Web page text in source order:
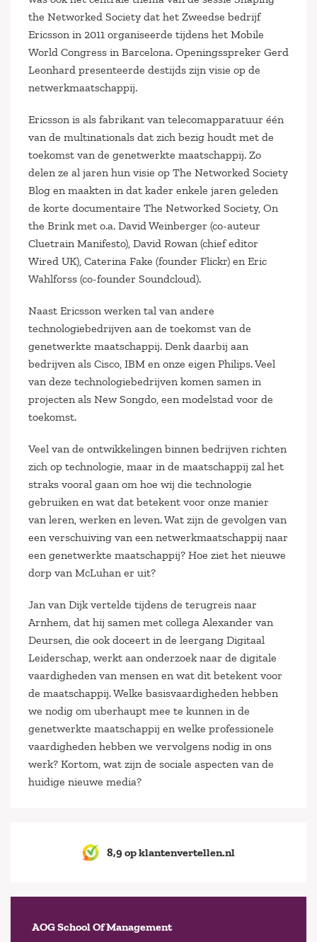
the Networked Society dat het Zweedse bedrijf
Ericsson in 2011 organiseerde tijdens het Mobile
World Congress in Barcelona. Openingsspreker Gerd
Leonhard presenteerde destijds zijn visie op de
netwerkmaatschappij.
Ericsson is als fabrikant van telecomapparatuur één
van de multinationals dat zich bezig houdt met de
toekomst van de genetwerkte maatschappij. Zo
delen ze al jaren hun visie op The Networked Society
Blog en maakten in dat kader enkele jaren geleden
de korte documentaire The Networked Society, On
the Brink met o.a. David Weinberger (co-auteur
Cluetrain Manifesto), David Rowan (chief editor
Wired UK), Caterina Fake (founder Flickr) en Eric
Wahlforss (co-founder Soundcloud).
Naast Ericsson werken tal van andere
technologiebedrijven aan de toekomst van de
genetwerkte maatschappij. Denk daarbij aan
bedrijven als Cisco, IBM en onze eigen Philips. Veel
van deze technologiebedrijven komen samen in
projecten als New Songdo, een modelstad voor de
toekomst.
Veel van de ontwikkelingen binnen bedrijven richten
zich op technologie, maar in de maatschappij zal het
straks vooral gaan om hoe wij die technologie
gebruiken en wat dat betekent voor onze manier
van leren, werken en leven. Wat zijn de gevolgen van
een verschuiving van een netwerkmaatschappij naar
een genetwerkte maatschappij? Hoe ziet het nieuwe
dorp van McLuhan er uit?
Jan van Dijk vertelde tijdens de terugreis naar
Arnhem, dat hij samen met collega Alexander van
Deursen, die ook doceert in de leergang Digitaal
Leiderschap, werkt aan onderzoek naar de digitale
vaardigheden van mensen en wat dit betekent voor
de maatschappij. Welke basisvaardigheden hebben
we nodig om uberhaupt mee te kunnen in de
genetwerkte maatschappij en welke professionele
vaardigheden hebben we vervolgens nodig in ons
werk? Kortom, wat zijn de sociale aspecten van de
huidige nieuwe media?
8,9 op klantenvertellen.nl
AOG School Of Management